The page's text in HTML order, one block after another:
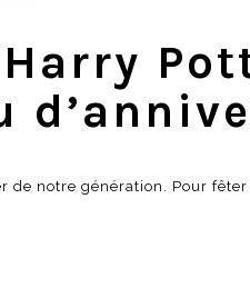
notre génération. Pour